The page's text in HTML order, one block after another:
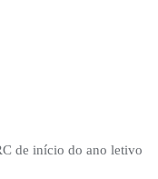
de início do ano letivo